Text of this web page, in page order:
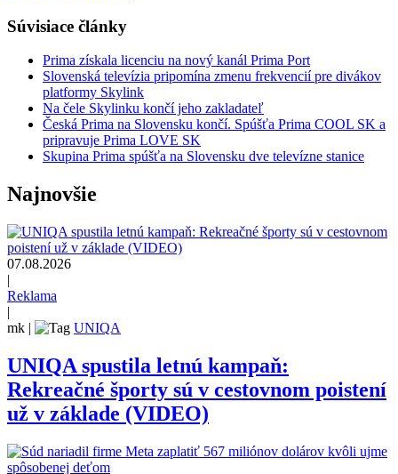
Súvisiace články
Prima získala licenciu na nový kanál Prima Port
Slovenská televízia pripomína zmenu frekvencií pre divákov
platformy Skylink
Na čele Skylinku končí jeho zakladateľ
Česká Prima na Slovensku končí. Spúšťa Prima COOL SK a
pripravuje Prima LOVE SK
Skupina Prima spúšťa na Slovensku dve televízne stanice
Najnovšie
07.08.2026
|
Reklama
|
mk | UNIQA
UNIQA spustila letnú kampaň:
Rekreačné športy sú v cestovnom poistení
už v základe (VIDEO)